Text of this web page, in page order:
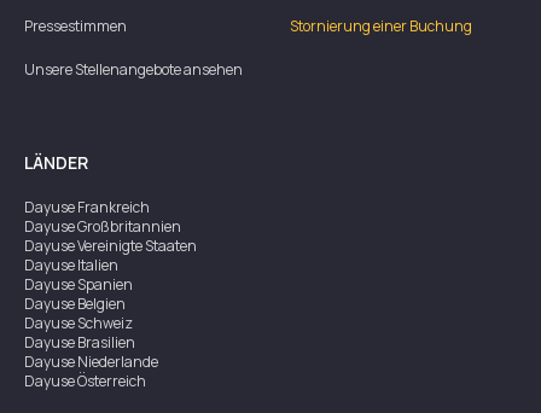
Pressestimmen
Unsere Stellenangebote ansehen
Stornierung einer Buchung
LÄNDER
DayuseFrankreich
DayuseGroßbritannien
DayuseVereinigte Staaten
DayuseItalien
DayuseSpanien
DayuseBelgien
DayuseSchweiz
DayuseBrasilien
DayuseNiederlande
DayuseÖsterreich